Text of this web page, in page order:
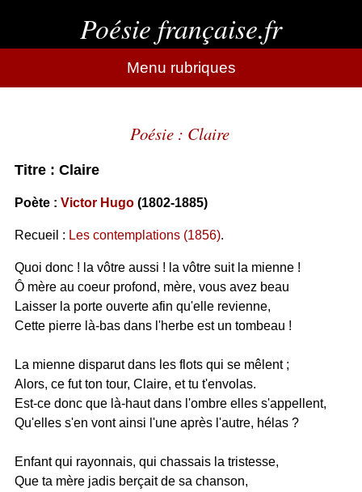
Poésie française.fr
Menu rubriques
Poésie : Claire
Titre : Claire
Poète : Victor Hugo(1802-1885)
Recueil : Les contemplations (1856).
Quoi donc ! la vôtre aussi ! la vôtre suit la mienne !
Ô mère au coeur profond, mère, vous avez beau
Laisser la porte ouverte afin qu'elle revienne,
Cette pierre là-bas dans l'herbe est un tombeau !
La mienne disparut dans les flots qui se mêlent ;
Alors, ce fut ton tour, Claire, et tu t'envolas.
Est-ce donc que là-haut dans l'ombre elles s'appellent,
Qu'elles s'en vont ainsi l'une après l'autre, hélas ?
Enfant qui rayonnais, qui chassais la tristesse,
Que ta mère jadis berçait de sa chanson,